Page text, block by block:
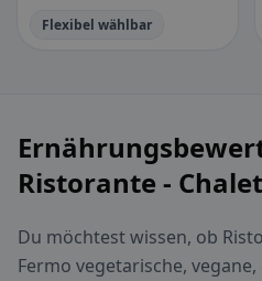
Flexibel wählbar
Ristorante -
Du möchtest wissen, ob
Fermo vegetarische,